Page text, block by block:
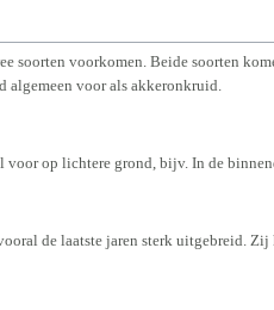
soorten voorkomen. Beide soorten
algemeen voor als akkeronkruid.
op lichtere grond, bijv. In de
de laatste jaren sterk